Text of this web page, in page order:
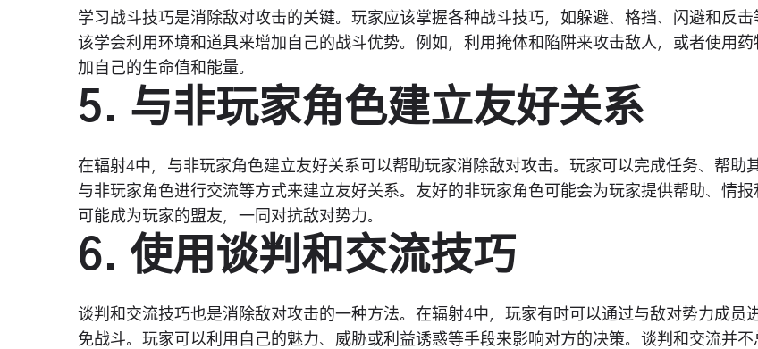
学习战斗技巧是消除敌对攻击的关键。玩家应该掌握各种战斗技巧，如躲避、格挡、闪避和反击
该学会利用环境和道具来增加自己的战斗优势。例如，利用掩体和陷阱来攻击敌人，或者使用药
加自己的生命值和能量。
5. 与非玩家角色建立友好关系
在辐射4中，与非玩家角色建立友好关系可以帮助玩家消除敌对攻击。玩家可以完成任务、帮助
与非玩家角色进行交流等方式来建立友好关系。友好的非玩家角色可能会为玩家提供帮助、情报
可能成为玩家的盟友，一同对抗敌对势力。
6. 使用谈判和交流技巧
谈判和交流技巧也是消除敌对攻击的一种方法。在辐射4中，玩家有时可以通过与敌对势力成员
免战斗。玩家可以利用自己的魅力、威胁或利益诱惑等手段来影响对方的决策。谈判和交流并不